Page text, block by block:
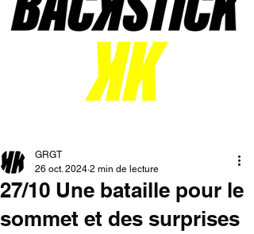
27/10 Une bataille pour le
sommet et des surprises
GRGT
26 oct. 2024 2 min de lecture